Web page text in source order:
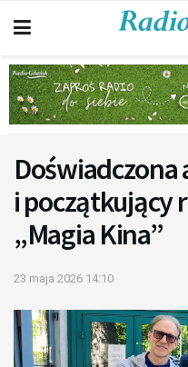
i początkujący
„Magia Kina”
23 maja 2026 14:10